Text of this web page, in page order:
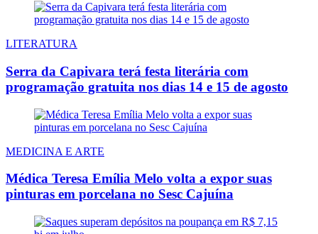
LITERATURA
Serra da Capivara terá festa literária com
programação gratuita nos dias 14 e 15 de agosto
MEDICINA E ARTE
Médica Teresa Emília Melo volta a expor suas
pinturas em porcelana no Sesc Cajuína